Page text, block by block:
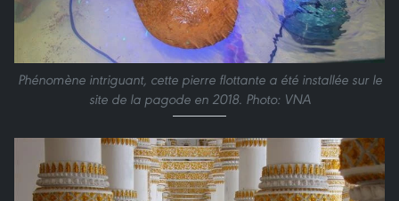
Phénomène intriguant, cette pierre flottante a été installée sur le
site de la pagode en 2018. Photo: VNA